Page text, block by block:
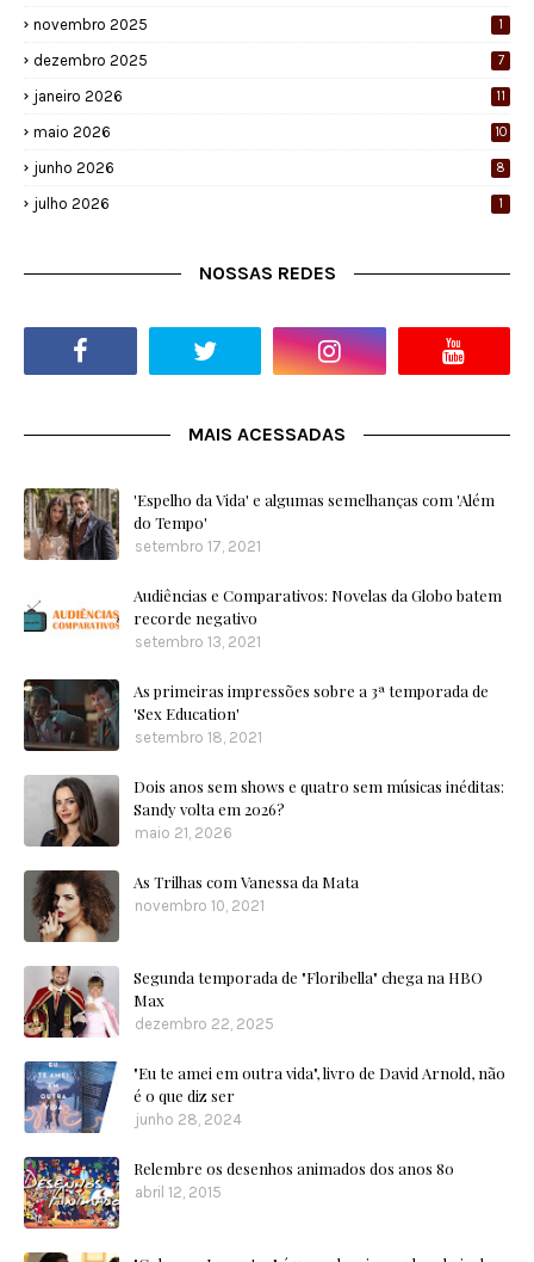
novembro 2025 1
dezembro 2025 7
janeiro 2026 11
maio 2026 10
junho 2026 8
julho 2026 1
NOSSAS REDES
MAIS ACESSADAS
'Espelho da Vida' e algumas semelhanças com 'Além
do Tempo'
setembro 17, 2021
Audiências e Comparativos: Novelas da Globo batem
recorde negativo
setembro 13, 2021
As primeiras impressões sobre a 3ª temporada de
'Sex Education'
setembro 18, 2021
Dois anos sem shows e quatro sem músicas inéditas:
Sandy volta em 2026?
maio 21, 2026
As Trilhas com Vanessa da Mata
novembro 10, 2021
Segunda temporada de "Floribella" chega na HBO
Max
dezembro 22, 2025
"Eu te amei em outra vida", livro de David Arnold, não
é o que diz ser
junho 28, 2024
Relembre os desenhos animados dos anos 80
abril 12, 2015